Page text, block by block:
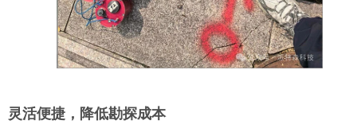
灵活便捷，降低勘探成本